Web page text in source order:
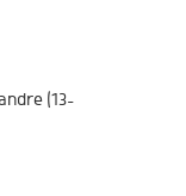
(13-